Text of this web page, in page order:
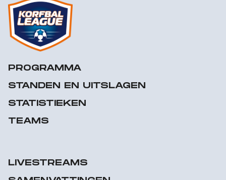
PROGRAMMA
STANDEN EN UITSLAGEN
STATISTIEKEN
TEAMS
LIVESTREAMS